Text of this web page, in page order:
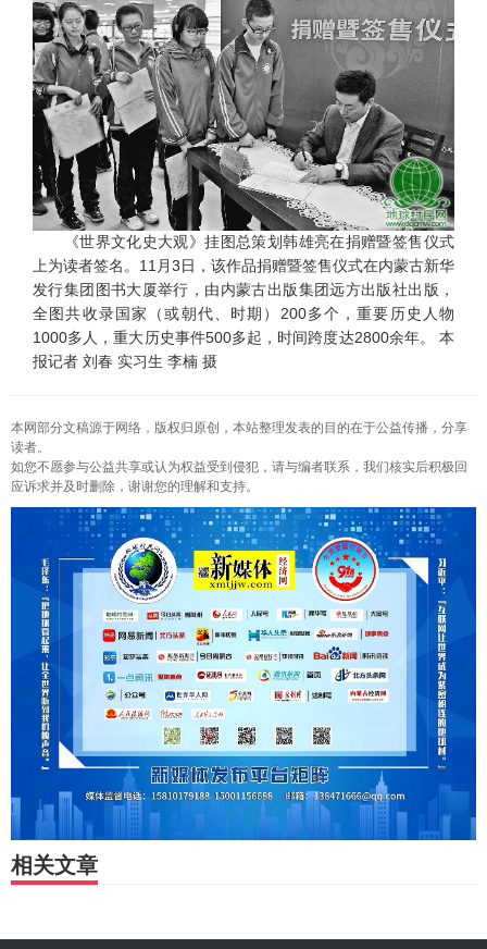
《世界文化史大观》挂图总策划韩雄亮在捐赠暨签售仪式
上为读者签名。11月3日，该作品捐赠暨签售仪式在内蒙古新华
发行集团图书大厦举行，由内蒙古出版集团远方出版社出版，
全图共收录国家（或朝代、时期）200多个，重要历史人物
1000多人，重大历史事件500多起，时间跨度达2800余年。 本
报记者 刘春 实习生 李楠 摄
本网部分文稿源于网络，版权归原创，本站整理发表的目的在于公益传播，分享
读者。
如您不愿参与公益共享或认为权益受到侵犯，请与编者联系，我们核实后积极回
应诉求并及时删除，谢谢您的理解和支持。
相关文章